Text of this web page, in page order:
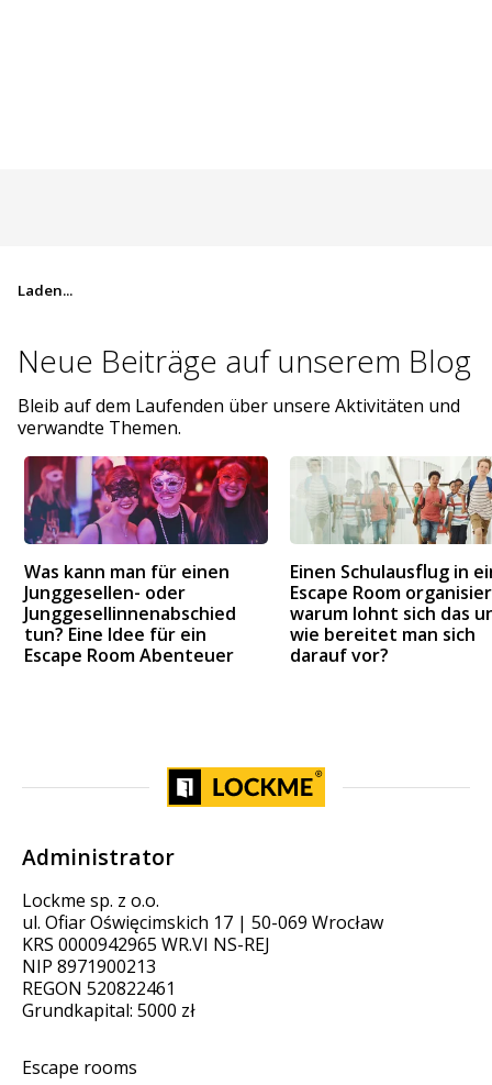
Laden...
Neue Beiträge aufunserem Blog
Bleib auf dem Laufenden über unsere Aktivitäten und
verwandte Themen.
Was kann man für einen
Junggesellen- oder
Junggesellinnenabschied
tun? Eine Idee für ein
Escape Room Abenteuer
Einen Schulausflug in
Escape Room
warum lohnt sich das
wie bereitet man sich
darauf vor?
Administrator
Lockme sp. z o.o.
ul. Ofiar Oświęcimskich 17 | 50-069 Wrocław
KRS 0000942965 WR.VI NS-REJ
NIP 8971900213
REGON 520822461
Grundkapital: 5000 zł
Escape rooms